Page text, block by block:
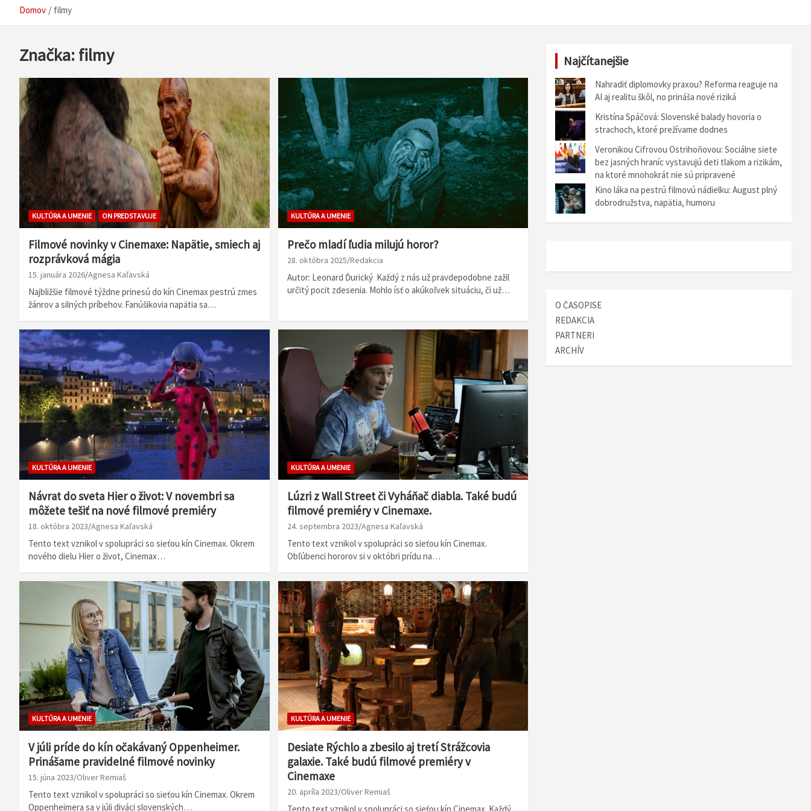
Domov filmy
Značka: filmy
KULTÚRA A UMENIE ON PREDSTAVUJE
Filmové novinky v Cinemaxe: Napätie, smiech aj
rozprávková mágia
15. januára 2026 Agnesa Kaľavská
Najbližšie filmové týždne prinesú do kín Cinemax pestrú zmes
žánrov a silných príbehov. Fanúšikovia napätia sa…
KULTÚRA A UMENIE
Prečo mladí ľudia milujú horor?
28. októbra 2025 Redakcia
Autor: Leonard Ďurický Každý z nás už pravdepodobne zažil
určitý pocit zdesenia. Mohlo ísť o akúkoľvek situáciu, či už…
KULTÚRA A UMENIE
Návrat do sveta Hier o život: V novembri sa
môžete tešiť na nové filmové premiéry
18. októbra 2023 Agnesa Kaľavská
Tento text vznikol v spolupráci so sieťou kín Cinemax. Okrem
nového dielu Hier o život, Cinemax…
KULTÚRA A UMENIE
Lúzri z Wall Street či Vyháňač diabla. Také budú
filmové premiéry v Cinemaxe.
24. septembra 2023 Agnesa Kaľavská
Tento text vznikol v spolupráci so sieťou kín Cinemax.
Obľúbenci hororov si v októbri prídu na…
KULTÚRA A UMENIE
V júli príde do kín očakávaný Oppenheimer.
Prinášame pravidelné filmové novinky
15. júna 2023 Oliver Remiaš
Tento text vznikol v spolupráci so sieťou kín Cinemax. Okrem
Oppenheimera sa v júli diváci slovenských…
KULTÚRA A UMENIE
Desiate Rýchlo a zbesilo aj tretí Strážcovia
galaxie. Také budú filmové premiéry v
Cinemaxe
20. apríla 2023 Oliver Remiaš
Najčítanejšie
Nahradiť diplomovky praxou? Reforma reaguje na
AI aj realitu škôl, no prináša nové riziká
Kristína Spáčová: Slovenské balady hovoria o
strachoch, ktoré prežívame dodnes
Veronikou Cifrovou Ostrihoňovou: Sociálne siete
bez jasných hraníc vystavujú deti tlakom a rizikám,
na ktoré mnohokrát nie sú pripravené
Kino láka na pestrú filmovú nádielku: August plný
dobrodružstva, napätia, humoru
O ČASOPISE
REDAKCIA
PARTNERI
ARCHÍV